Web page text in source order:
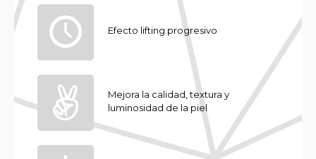
Efecto lifting progresivo
Mejora la calidad, textura y
luminosidad de la piel